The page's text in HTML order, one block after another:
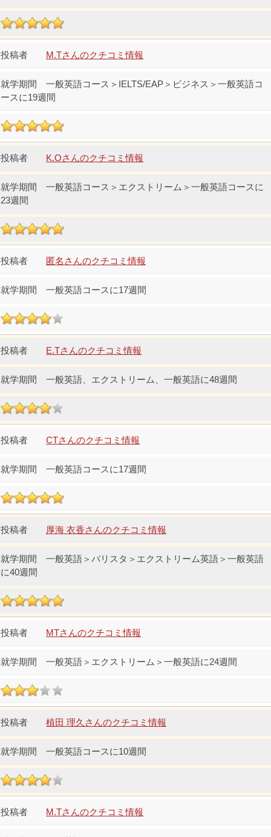
M.Tさんのクチコミ情報
一般英語コース＞IELTS/EAP＞ビジネス＞一般英語コ
ースに19週間
K.Oさんのクチコミ情報
一般英語コース＞エクストリーム＞一般英語コースに
23週間
匿名さんのクチコミ情報
一般英語コースに17週間
E.Tさんのクチコミ情報
一般英語、エクストリーム、一般英語に48週間
CTさんのクチコミ情報
一般英語コースに17週間
厚海 衣香さんのクチコミ情報
一般英語＞バリスタ＞エクストリーム英語＞一般英語
に40週間
MTさんのクチコミ情報
一般英語＞エクストリーム＞一般英語に24週間
植田 理久さんのクチコミ情報
一般英語コースに10週間
M.Tさんのクチコミ情報